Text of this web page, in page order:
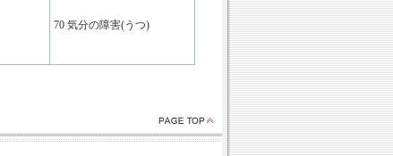
70 気分の障害(うつ)